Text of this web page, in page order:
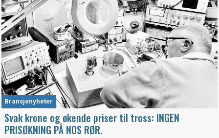
Bransjenyheter
Svak krone og økende priser til tross: INGEN
PRISØKNING PÅ NOS RØR.